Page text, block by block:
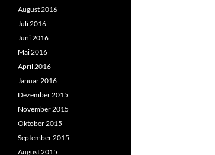
August 2016
Juli 2016
Juni 2016
Mai 2016
April 2016
Januar 2016
Dezember 2015
November 2015
Oktober 2015
September 2015
August 2015